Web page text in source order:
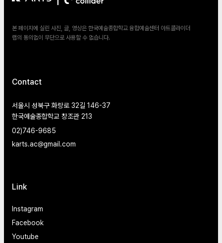
본 페이지에 실린 사진, 글, 영상은 한국예술종합학교 융합예술센터 아트콜라이더
랩의 동의없이 무단으로 사용할 수 없습니다.
Contact
서울시 성북구 화랑로 32길 146-37
한국예술종합학교 창조관 213
02)746-9685
karts.ac@gmail.com
Link
Instagram
Facebook
Youtube